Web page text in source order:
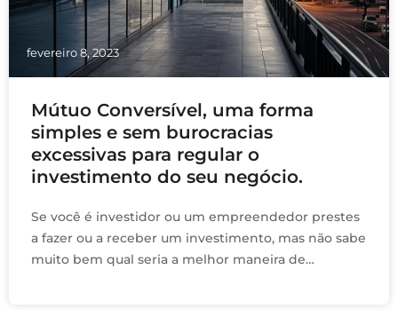
fevereiro 8, 2023
Mútuo Conversível, uma forma
simples e sem burocracias
excessivas para regular o
investimento do seu negócio.
Se você é investidor ou um empreendedor prestes
a fazer ou a receber um investimento, mas não sabe
muito bem qual seria a melhor maneira de